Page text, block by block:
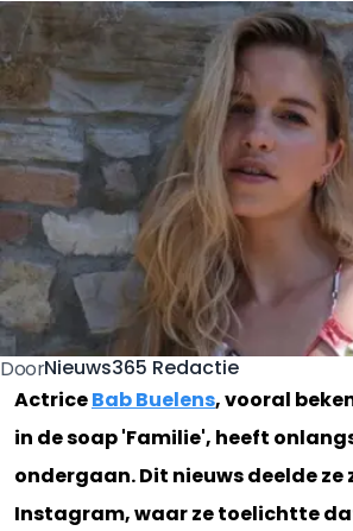
DoorNieuws365 Redactie
ActriceBab Buelens, vooral
in de soap 'Familie', heeft
ondergaan. Dit nieuws deelde ze
Instagram, waar ze toelichtte